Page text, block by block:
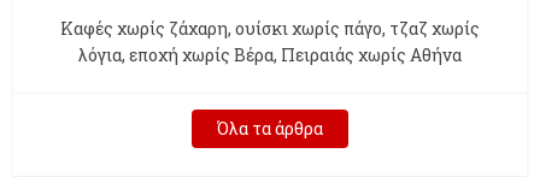
Kαφές χωρίς ζάχαρη, ουίσκι χωρίς πάγο, τζαζ χωρίς
λόγια, εποχή χωρίς Βέρα, Πειραιάς χωρίς Αθήνα
Όλα τα άρθρα